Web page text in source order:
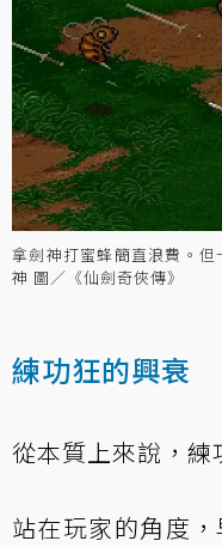
拿劍神打蜜蜂簡直浪費。
神 圖／《仙劍奇俠傳》
練功狂的興衰
從本質上來說，練
站在玩家的角度